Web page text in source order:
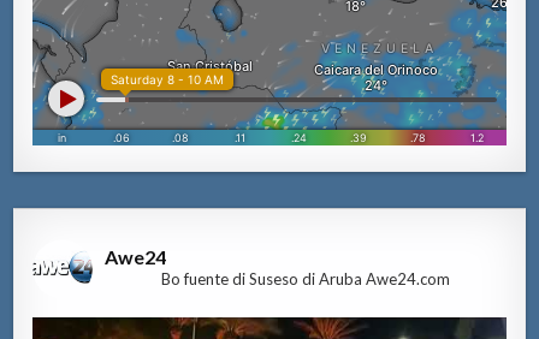
Awe24
Bo fuente di Suseso di Aruba Awe24.com